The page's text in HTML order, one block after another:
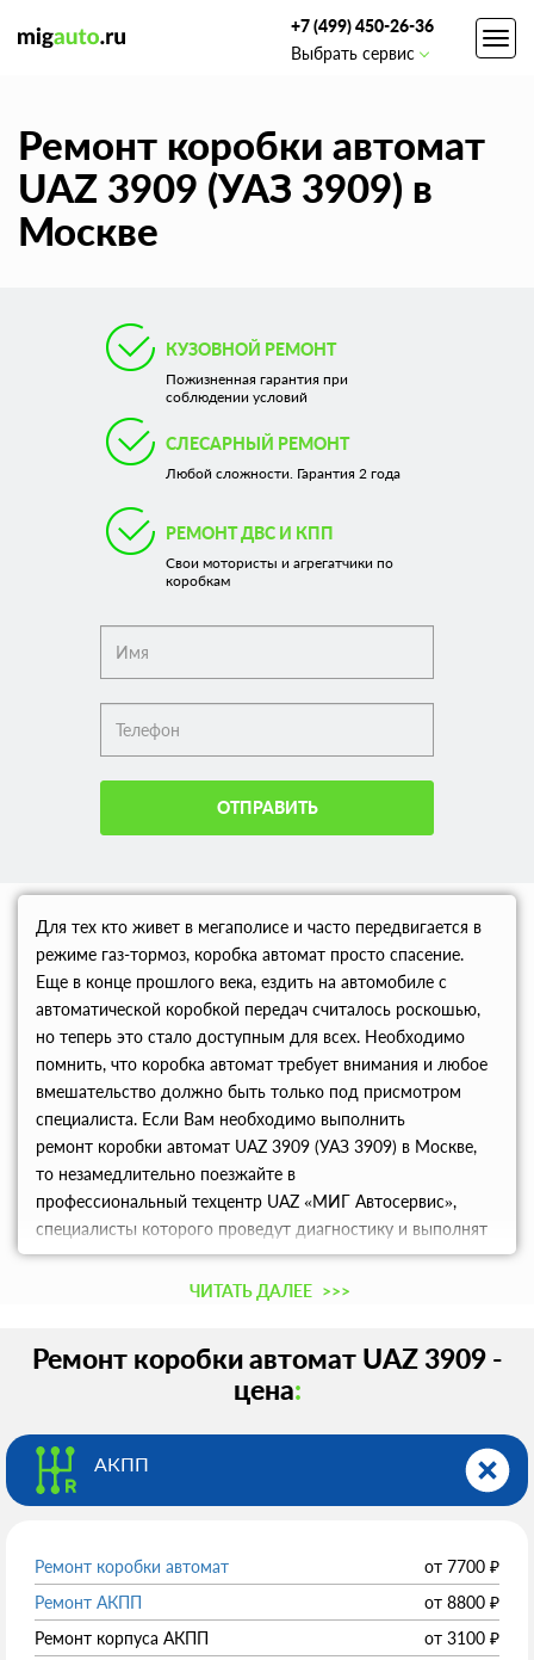
+7 (499) 450-26-36
Выбрать сервис
Ремонт коробки автомат
UAZ 3909 (УАЗ 3909) в
Москве
КУЗОВНОЙ РЕМОНТ
Пожизненная гарантия при
соблюдении условий
СЛЕСАРНЫЙ РЕМОНТ
Любой сложности. Гарантия 2 года
РЕМОНТ ДВС И КПП
Свои мотористы и агрегатчики по
коробкам
ОТПРАВИТЬ
Для тех кто живет в мегаполисе и часто передвигается в
режиме газ-тормоз, коробка автомат просто спасение.
Еще в конце прошлого века, ездить на автомобиле с
автоматической коробкой передач считалось роскошью,
но теперь это стало доступным для всех. Необходимо
помнить, что коробка автомат требует внимания и любое
вмешательство должно быть только под присмотром
специалиста. Если Вам необходимо выполнить
ремонт коробки автомат UAZ 3909 (УАЗ 3909) в Москве,
то незамедлительно поезжайте в
профессиональный техцентр UAZ «МИГ Автосервис»,
специалисты которого проведут диагностику и выполнят
необходимые манипуляции, а также проконсультируют
Вас по дальнейшей эксплуатации этой детали.
ЧИТАТЬ ДАЛЕЕ >>>
Ремонт коробки автомат UAZ 3909 -
цена:
АКПП
Ремонт коробки автомат от 7700 ₽
Ремонт АКПП
от 8800 ₽
Ремонт корпуса АКПП
от 3100 ₽